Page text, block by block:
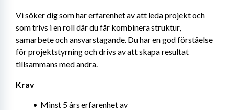
Vi söker dig som har erfarenhet av att leda projekt och
som trivs i en roll där du får kombinera struktur,
samarbete och ansvarstagande. Du har en god förståelse
för projektstyrning och drivs av att skapa resultat
tillsammans med andra.
Krav
Minst 5 års erfarenhet av